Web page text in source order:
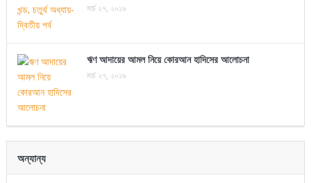
মার্চ ২৭, ২০১৯
ঋণ আদায়ের আমল নিয়ে কোরআন হাদিসের আলোচনা
মার্চ ২৭, ২০১৯
অন্যান্য